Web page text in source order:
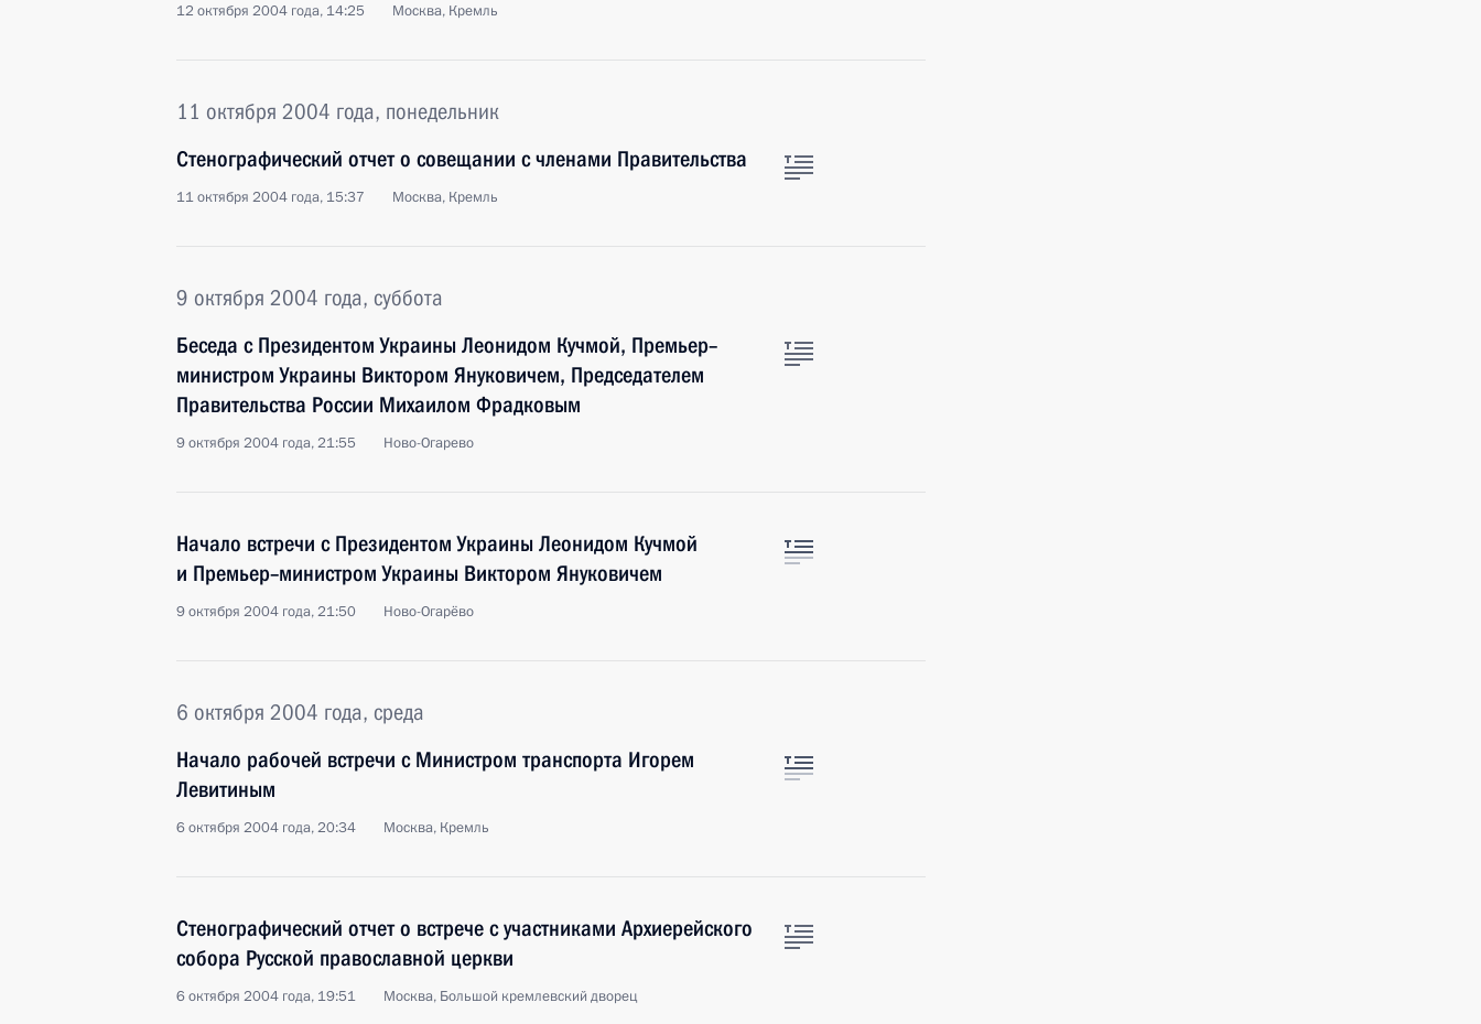
12 октября 2004 года, 14:25 Москва, Кремль
11 октября 2004 года, понедельник
Стенографический отчет о совещании с членами Правительства
11 октября 2004 года, 15:37 Москва, Кремль
9 октября 2004 года, суббота
Беседа с Президентом Украины Леонидом Кучмой, Премьер–
министром Украины Виктором Януковичем, Председателем
Правительства России Михаилом Фрадковым
9 октября 2004 года, 21:55 Ново-Огарево
Начало встречи с Президентом Украины Леонидом Кучмой
и Премьер–министром Украины Виктором Януковичем
9 октября 2004 года, 21:50 Ново-Огарёво
6 октября 2004 года, среда
Начало рабочей встречи с Министром транспорта Игорем
Левитиным
6 октября 2004 года, 20:34 Москва, Кремль
Стенографический отчет о встрече с участниками Архиерейского
собора Русской православной церкви
6 октября 2004 года, 19:51 Москва, Большой кремлевский дворец